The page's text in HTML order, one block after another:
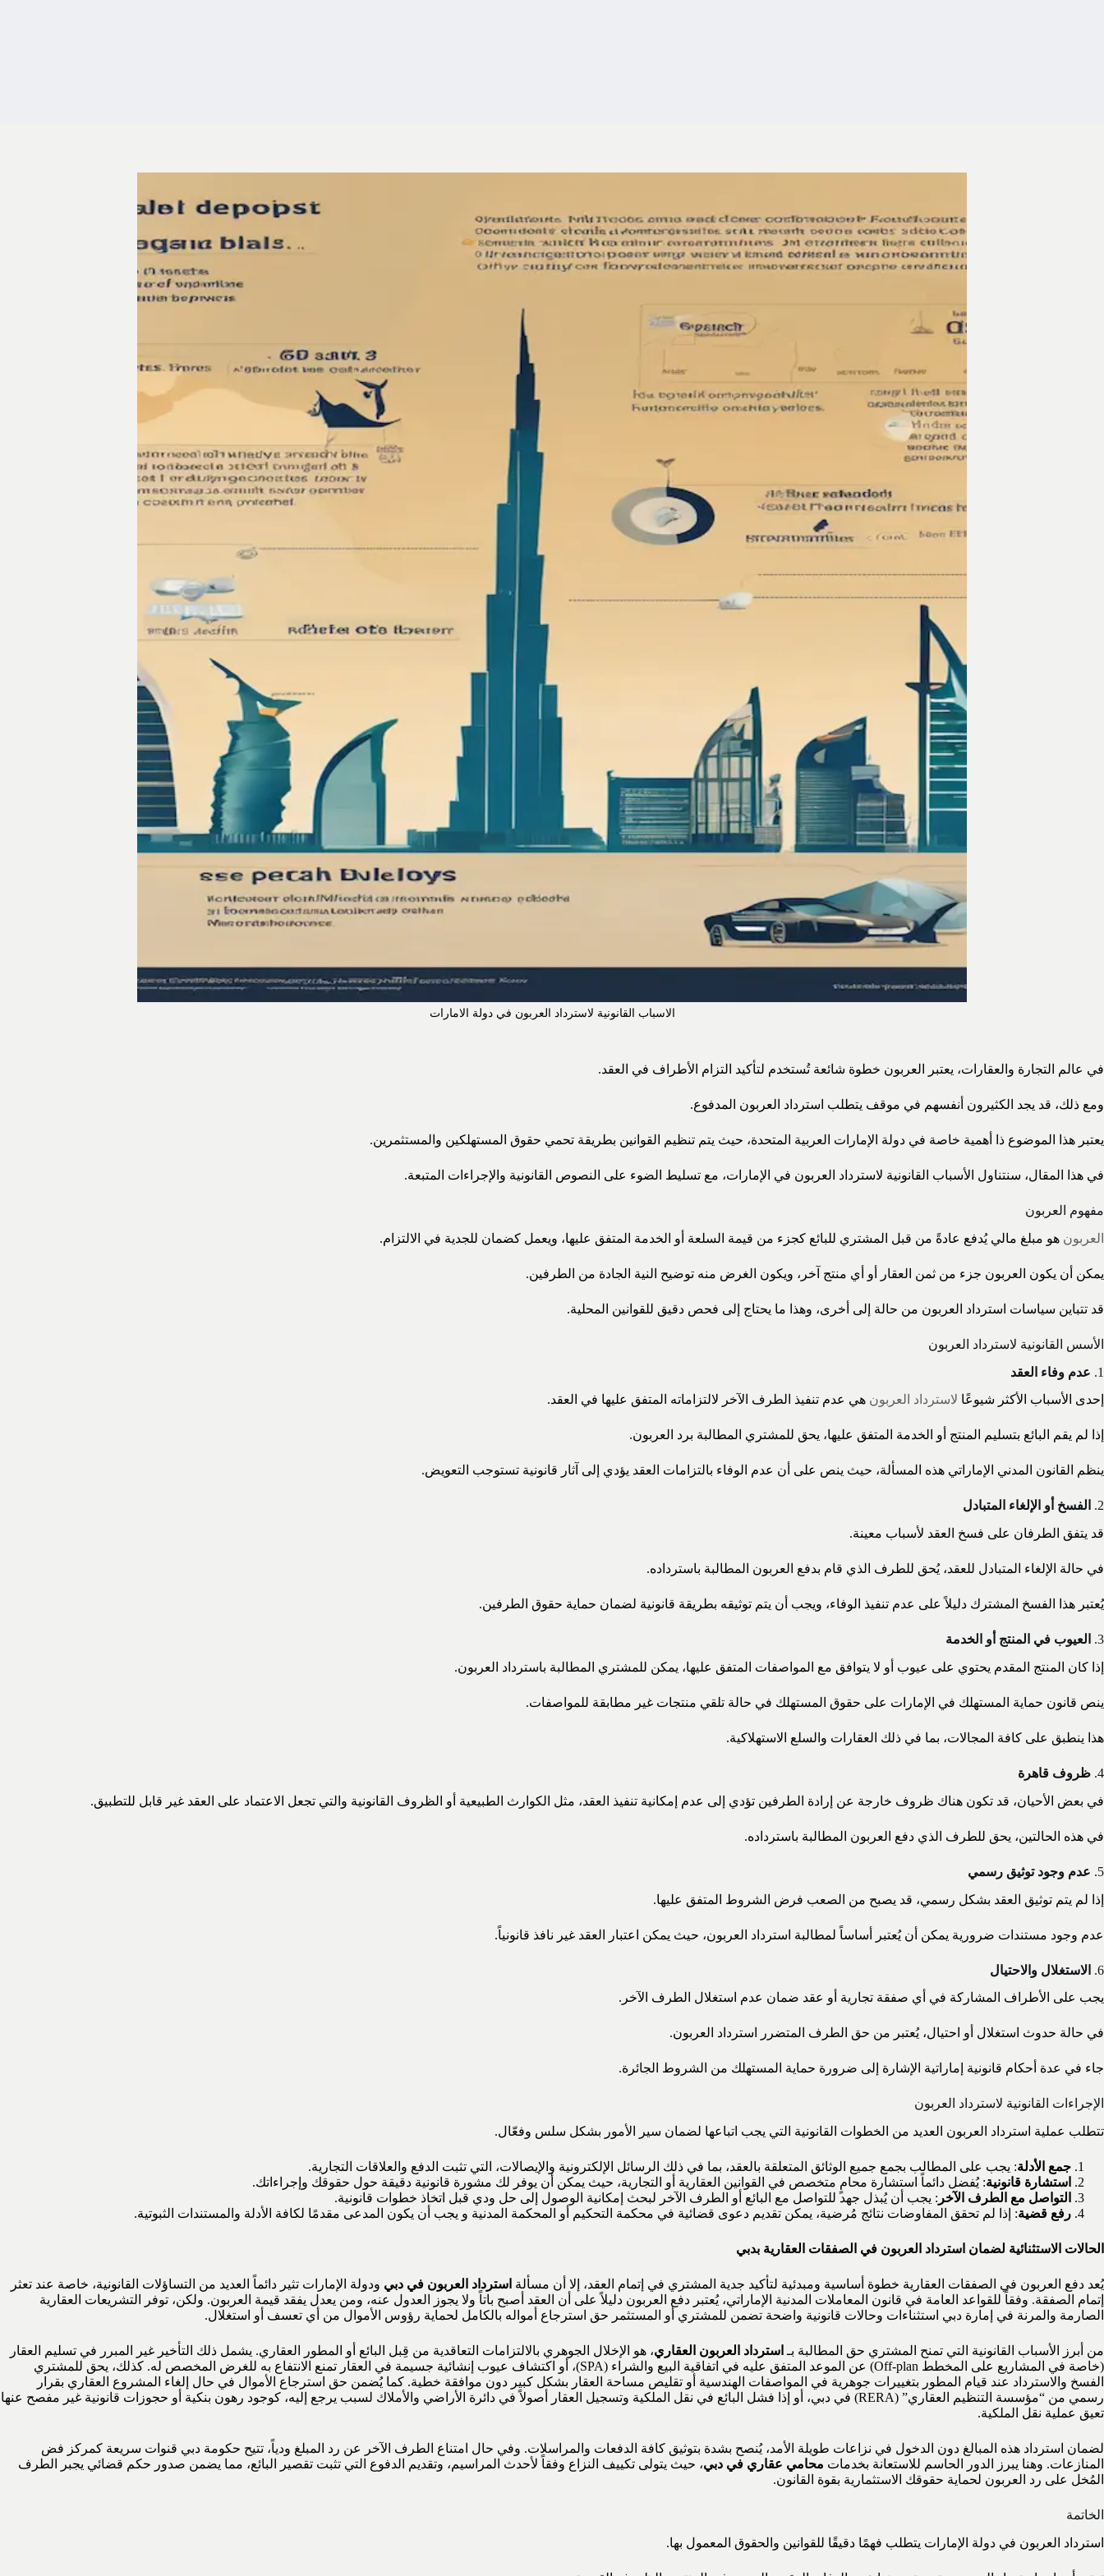
الاسباب القانونية لاسترداد العربون في دولة الامارات
في عالم التجارة والعقارات، يعتبر العربون خطوة شائعة تُستخدم لتأكيد التزام الأطراف في العقد.
ومع ذلك، قد يجد الكثيرون أنفسهم في موقف يتطلب استرداد العربون المدفوع.
يعتبر هذا الموضوع ذا أهمية خاصة في دولة الإمارات العربية المتحدة، حيث يتم تنظيم القوانين بطريقة تحمي حقوق المستهلكين والمستثمرين.
في هذا المقال، سنتناول الأسباب القانونية لاسترداد العربون في الإمارات، مع تسليط الضوء على النصوص القانونية والإجراءات المتبعة.
مفهوم العربون
العربون هو مبلغ مالي يُدفع عادةً من قبل المشتري للبائع كجزء من قيمة السلعة أو الخدمة المتفق عليها، ويعمل كضمان للجدية في الالتزام.
يمكن أن يكون العربون جزء من ثمن العقار أو أي منتج آخر، ويكون الغرض منه توضيح النية الجادة من الطرفين.
قد تتباين سياسات استرداد العربون من حالة إلى أخرى، وهذا ما يحتاج إلى فحص دقيق للقوانين المحلية.
الأسس القانونية لاسترداد العربون
1. عدم وفاء العقد
إحدى الأسباب الأكثر شيوعًا لاسترداد العربون هي عدم تنفيذ الطرف الآخر لالتزاماته المتفق عليها في العقد.
إذا لم يقم البائع بتسليم المنتج أو الخدمة المتفق عليها، يحق للمشتري المطالبة برد العربون.
ينظم القانون المدني الإماراتي هذه المسألة، حيث ينص على أن عدم الوفاء بالتزامات العقد يؤدي إلى آثار قانونية تستوجب التعويض.
2.
الفسخ أو الإلغاء المتبادل
قد يتفق الطرفان على فسخ العقد لأسباب معينة.
في حالة الإلغاء المتبادل للعقد، يُحق للطرف الذي قام بدفع العربون المطالبة باسترداده.
يُعتبر هذا الفسخ المشترك دليلاً على عدم تنفيذ الوفاء، ويجب أن يتم توثيقه بطريقة قانونية لضمان حماية حقوق الطرفين.
3.
العيوب في المنتج أو الخدمة
إذا كان المنتج المقدم يحتوي على عيوب أو لا يتوافق مع المواصفات المتفق عليها، يمكن للمشتري المطالبة باسترداد العربون.
ينص قانون حماية المستهلك في الإمارات على حقوق المستهلك في حالة تلقي منتجات غير مطابقة للمواصفات.
هذا ينطبق على كافة المجالات، بما في ذلك العقارات والسلع الاستهلاكية.
4. ظروف قاهرة
في بعض الأحيان، قد تكون هناك ظروف خارجة عن إرادة الطرفين تؤدي إلى عدم إمكانية تنفيذ العقد، مثل الكوارث الطبيعية أو الظروف القانونية والتي تجعل الاعتماد على العقد غير قابل للتطبيق.
في هذه الحالتين، يحق للطرف الذي دفع العربون المطالبة باسترداده.
5. عدم وجود توثيق رسمي
إذا لم يتم توثيق العقد بشكل رسمي، قد يصبح من الصعب فرض الشروط المتفق عليها.
عدم وجود مستندات ضرورية يمكن أن يُعتبر أساساً لمطالبة استرداد العربون، حيث يمكن اعتبار العقد غير نافذ قانونياً.
6.
الاستغلال والاحتيال
يجب على الأطراف المشاركة في أي صفقة تجارية أو عقد ضمان عدم استغلال الطرف الآخر.
في حالة حدوث استغلال أو احتيال، يُعتبر من حق الطرف المتضرر استرداد العربون.
جاء في عدة أحكام قانونية إماراتية الإشارة إلى ضرورة حماية المستهلك من الشروط الجائرة.
الإجراءات القانونية لاسترداد العربون
تتطلب عملية استرداد العربون العديد من الخطوات القانونية التي يجب اتباعها لضمان سير الأمور بشكل سلس وفعّال.
جمع الأدلة: يجب على المطالب بجمع جميع الوثائق المتعلقة بالعقد، بما في ذلك الرسائل الإلكترونية والإيصالات، التي تثبت الدفع والعلاقات التجارية.
استشارة قانونية: يُفضل دائماً استشارة محامٍ متخصص في القوانين العقارية أو التجارية، حيث يمكن أن يوفر لك مشورة قانونية دقيقة حول حقوقك وإجراءاتك.
التواصل مع الطرف الآخر : يجب أن يُبذل جهد للتواصل مع البائع أو الطرف الآخر لبحث إمكانية الوصول إلى حل ودي قبل اتخاذ خطوات قانونية.
رفع قضية: إذا لم تحقق المفاوضات نتائج مُرضية، يمكن تقديم دعوى قضائية في محكمة التحكيم أو المحكمة المدنية و يجب أن يكون المدعى مقدمًا لكافة الأدلة والمستندات الثبوتية.
الحالات الاستثنائية لضمان استرداد العربون في الصفقات العقارية بدبي
يُعد دفع العربون في الصفقات العقارية خطوة أساسية ومبدئية لتأكيد جدية المشتري في إتمام العقد، إلا أن مسألة استرداد العربون في دبي ودولة الإمارات تثير دائماً العديد من التساؤلات القانونية، خاصة عند تعثر
إتمام الصفقة. وفقاً للقواعد العامة في قانون المعاملات المدنية الإماراتي، يُعتبر دفع العربون دليلاً على أن العقد أصبح باتاً ولا يجوز العدول عنه، ومن يعدل يفقد قيمة العربون. ولكن، توفر التشريعات العقارية
الصارمة والمرنة في إمارة دبي استثناءات وحالات قانونية واضحة تضمن للمشتري أو المستثمر حق استرجاع أمواله بالكامل لحماية رؤوس الأموال من أي تعسف أو استغلال.
من أبرز الأسباب القانونية التي تمنح المشتري حق المطالبة بـ استرداد العربون العقاري، هو الإخلال الجوهري بالالتزامات التعاقدية من قِبل البائع أو المطور العقاري. يشمل ذلك التأخير غير المبرر في تسليم العقار
(خاصة في المشاريع على المخطط Off-plan) عن الموعد المتفق عليه في اتفاقية البيع والشراء (SPA)، أو اكتشاف عيوب إنشائية جسيمة في العقار تمنع الانتفاع به للغرض المخصص له. كذلك، يحق للمشتري
الفسخ والاسترداد عند قيام المطور بتغييرات جوهرية في المواصفات الهندسية أو تقليص مساحة العقار بشكل كبير دون موافقة خطية. كما يُضمن حق استرجاع الأموال في حال إلغاء المشروع العقاري بقرار
رسمي من “مؤسسة التنظيم العقاري” (RERA) في دبي، أو إذا فشل البائع في نقل الملكية وتسجيل العقار أصولاً في دائرة الأراضي والأملاك لسبب يرجع إليه، كوجود رهون بنكية أو حجوزات قانونية غير مفصح عنها
تعيق عملية نقل الملكية.
لضمان استرداد هذه المبالغ دون الدخول في نزاعات طويلة الأمد، يُنصح بشدة بتوثيق كافة الدفعات والمراسلات. وفي حال امتناع الطرف الآخر عن رد المبلغ ودياً، تتيح حكومة دبي قنوات سريعة كمركز فض
المنازعات. وهنا يبرز الدور الحاسم للاستعانة بخدمات محامي عقاري في دبي، حيث يتولى تكييف النزاع وفقاً لأحدث المراسيم، وتقديم الدفوع التي تثبت تقصير البائع، مما يضمن صدور حكم قضائي يجبر الطرف
المُخل على رد العربون لحماية حقوقك الاستثمارية بقوة القانون.
الخاتمة
استرداد العربون في دولة الإمارات يتطلب فهمًا دقيقًا للقوانين والحقوق المعمول بها.